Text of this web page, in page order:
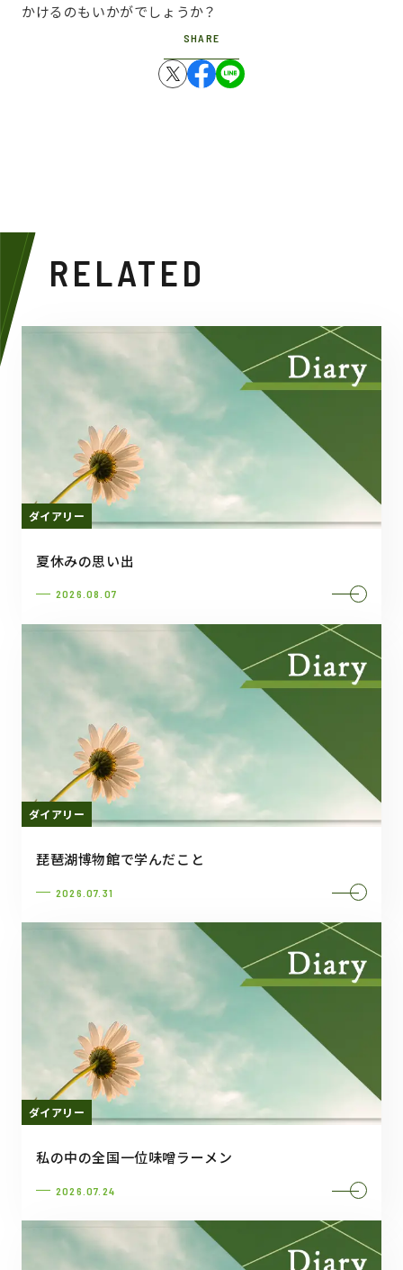
かけるのもいかがでしょうか？
SHARE
RELATED
ダイアリー
夏休みの思い出
2026.08.07
ダイアリー
琵琶湖博物館で学んだこと
2026.07.31
ダイアリー
私の中の全国一位味噌ラーメン
2026.07.24